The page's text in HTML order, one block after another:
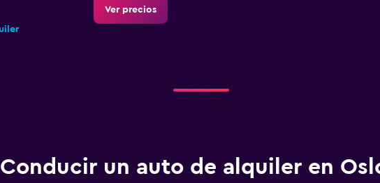
Ver precios
Conducir un auto de alquiler en